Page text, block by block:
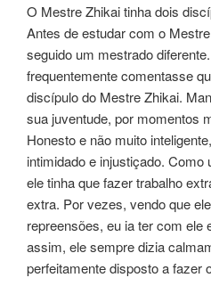
O Mestre Zhikai tinha dois
Antes de estudar com o
seguido um mestrado
frequentemente comentasse
discípulo do Mestre Zhikai.
sua juventude, por momentos
Honesto e não muito
intimidado e injustiçado. Como
ele tinha que fazer trabalho
extra. Por vezes, vendo que
repreensões, eu ia ter com ele
assim, ele sempre dizia
perfeitamente disposto a fazer